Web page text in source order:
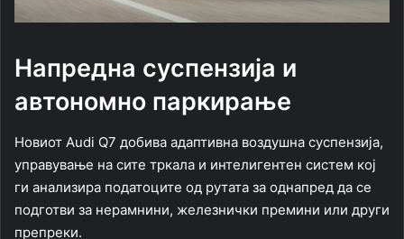
Напредна суспензија и
автономно паркирање
Новиот Audi Q7 добива адаптивна воздушна суспензија,
управување на сите тркала и интелигентен систем кој
ги анализира податоците од рутата за однапред да се
подготви за нерамнини, железнички премини или други
препреки.